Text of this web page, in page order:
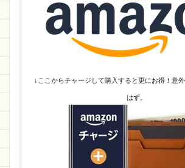
↓ここからチャージして購入すると更にお得！意
はず。